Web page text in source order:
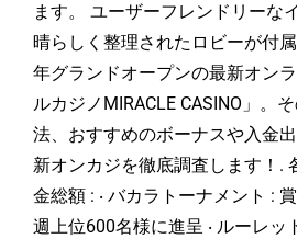
ます。 ユーザーフレンドリーな
晴らしく整理されたロビーが付
年グランドオープンの最新オン
ルカジノMIRACLE CASINO」。
法、おすすめのボーナスや入金
新オンカジを徹底調査します！.
金総額 : ‧ バカラトーナメント :
週上位600名様に進呈 ‧ ルーレッ